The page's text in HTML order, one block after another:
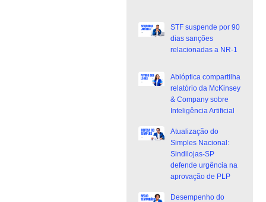
STF suspende por 90
dias sanções
relacionadas a NR-1
Abióptica compartilha
relatório da McKinsey
& Company sobre
Inteligência Artificial
Atualização do
Simples Nacional:
Sindilojas-SP
defende urgência na
aprovação de PLP
Desempenho do